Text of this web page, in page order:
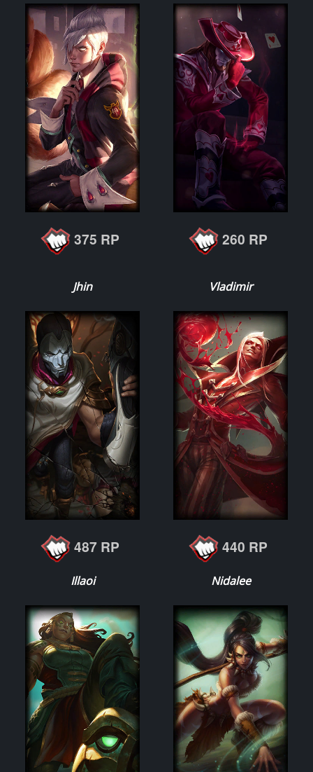
375 RP 260 RP
Jhin
487 RP
Vladimir
440 RP
Illaoi Nidalee